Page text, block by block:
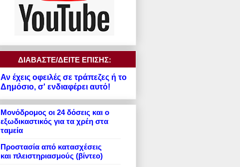
ΔΙΑΒΑΣΤΕ/ΔΕΙΤΕ ΕΠΙΣΗΣ:
Αν έχεις οφειλές σε τράπεζες ή το
Δημόσιο, σ' ενδιαφέρει αυτό!
Μονόδρομος οι 24 δόσεις και ο
εξωδικαστικός για τα χρέη στα
ταμεία
Προστασία από κατασχέσεις
και πλειστηριασμούς (βίντεο)